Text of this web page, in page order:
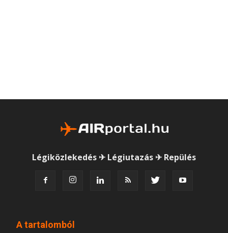
Légiközlekedés ✈ Légiutazás ✈ Repülés
A tartalomból